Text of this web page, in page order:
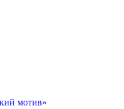
мотив»